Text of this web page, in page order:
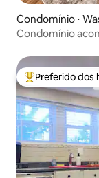
Condomínio ⋅
Condomínio
Entre os
Preferido dos